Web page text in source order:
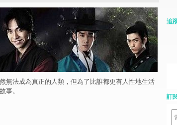
無法成為真正的人類，但為了比誰都更有人性地生活
事。
追
訂